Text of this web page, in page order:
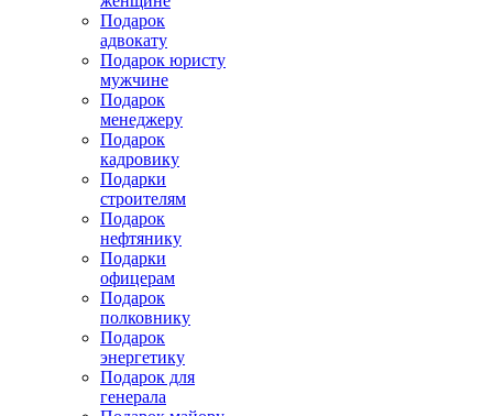
Подарок
адвокату
Подарок юристу
мужчине
Подарок
менеджеру
Подарок
кадровику
Подарки
строителям
Подарок
нефтянику
Подарки
офицерам
Подарок
полковнику
Подарок
энергетику
Подарок для
генерала